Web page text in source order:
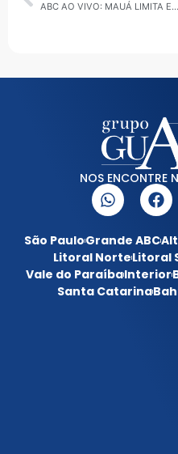
ABC AO VIVO: MAUÁ LIMITA ESTACIONAMENTO EM VIAS PÚBLICAS E A GUARDIÃ ACOMPANHA A SITUAÇÃO DOS FUNCIONÁRIOS DA EL DIAGNÓSTICO EM SÃO CAETANO
NOS ENCONTRE
São PauloGrande ABC
Litoral NorteLitoral
Vale do ParaíbaInterior
Santa Catarina